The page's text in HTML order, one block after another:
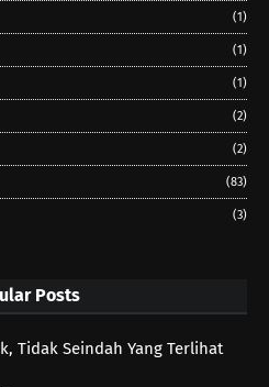
(1)
(1)
(1)
(2)
(2)
(83)
(3)
Posts
Tidak Seindah Yang Terlihat